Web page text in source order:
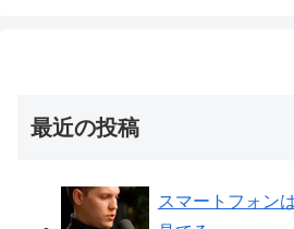
最近の投稿
スマートフォン